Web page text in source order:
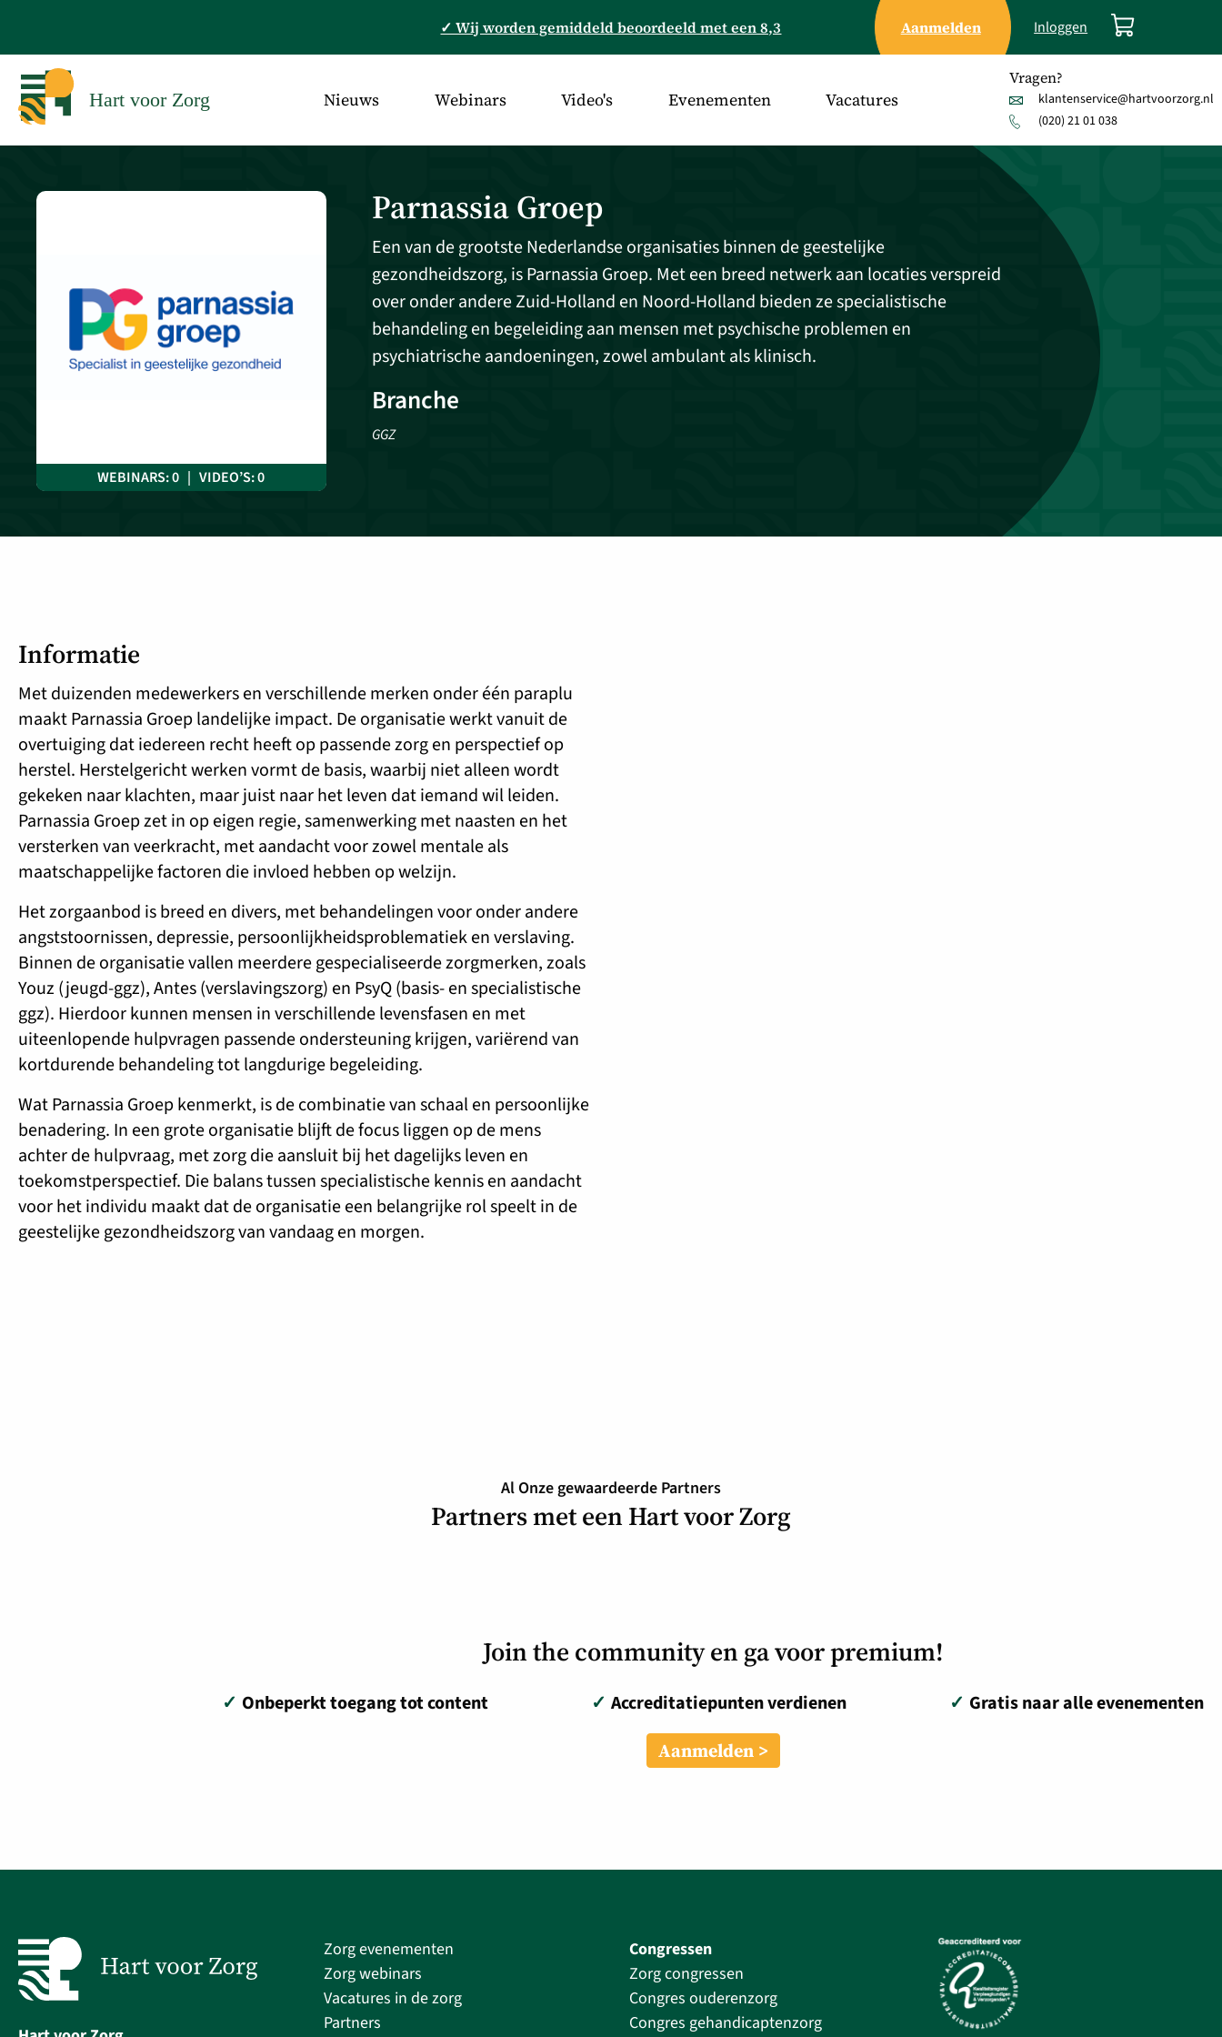
✓ Wij worden gemiddeld beoordeeld met een 8,3 Aanmelden Inloggen
Hart voor Zorg Nieuws Webinars Video's Evenementen Vacatures
Vragen?
klantenservice@hartvoorzorg.nl
(020) 21 01 038
WEBINARS: 0 | VIDEO’S: 0
Parnassia Groep
Een van de grootste Nederlandse organisaties binnen de geestelijke
gezondheidszorg, is Parnassia Groep. Met een breed netwerk aan locaties verspreid
over onder andere Zuid-Holland en Noord-Holland bieden ze specialistische
behandeling en begeleiding aan mensen met psychische problemen en
psychiatrische aandoeningen, zowel ambulant als klinisch.
Branche
GGZ
Informatie
Met duizenden medewerkers en verschillende merken onder één paraplu
maakt Parnassia Groep landelijke impact. De organisatie werkt vanuit de
overtuiging dat iedereen recht heeft op passende zorg en perspectief op
herstel. Herstelgericht werken vormt de basis, waarbij niet alleen wordt
gekeken naar klachten, maar juist naar het leven dat iemand wil leiden.
Parnassia Groep zet in op eigen regie, samenwerking met naasten en het
versterken van veerkracht, met aandacht voor zowel mentale als
maatschappelijke factoren die invloed hebben op welzijn.
Het zorgaanbod is breed en divers, met behandelingen voor onder andere
angststoornissen, depressie, persoonlijkheidsproblematiek en verslaving.
Binnen de organisatie vallen meerdere gespecialiseerde zorgmerken, zoals
Youz (jeugd-ggz), Antes (verslavingszorg) en PsyQ (basis- en specialistische
ggz). Hierdoor kunnen mensen in verschillende levensfasen en met
uiteenlopende hulpvragen passende ondersteuning krijgen, variërend van
kortdurende behandeling tot langdurige begeleiding.
Wat Parnassia Groep kenmerkt, is de combinatie van schaal en persoonlijke
benadering. In een grote organisatie blijft de focus liggen op de mens
achter de hulpvraag, met zorg die aansluit bij het dagelijks leven en
toekomstperspectief. Die balans tussen specialistische kennis en aandacht
voor het individu maakt dat de organisatie een belangrijke rol speelt in de
geestelijke gezondheidszorg van vandaag en morgen.
Al Onze gewaardeerde Partners
Partners met een Hart voor Zorg
Join the community en ga voor premium!
✓ Onbeperkt toegang tot content ✓ Accreditatiepunten verdienen ✓ Gratis naar alle evenementen
Aanmelden
Zorg evenementen
Zorg webinars
Vacatures in de zorg
Partners
Congressen
Zorg congressen
Congres ouderenzorg
Congres gehandicaptenzorg